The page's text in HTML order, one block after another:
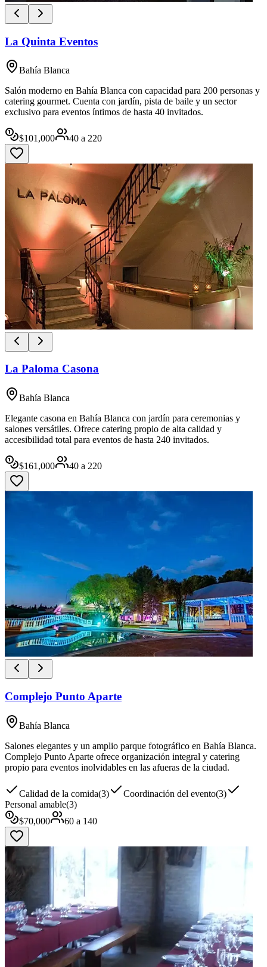
La Quinta Eventos
Bahía Blanca
Salón moderno en Bahía Blanca con capacidad para 200 personas y
catering gourmet. Cuenta con jardín, pista de baile y un sector
exclusivo para eventos íntimos de hasta 40 invitados.
$101,000 40 a 220
La Paloma Casona
Bahía Blanca
Elegante casona en Bahía Blanca con jardín para ceremonias y
salones versátiles. Ofrece catering propio de alta calidad y
accesibilidad total para eventos de hasta 240 invitados.
$161,000 40 a 220
Complejo Punto Aparte
Bahía Blanca
Salones elegantes y un amplio parque fotográfico en Bahía Blanca.
Complejo Punto Aparte ofrece organización integral y catering
propio para eventos inolvidables en las afueras de la ciudad.
Calidad de la comida(3) Coordinación del evento(3)
Personal amable(3)
$70,000 60 a 140